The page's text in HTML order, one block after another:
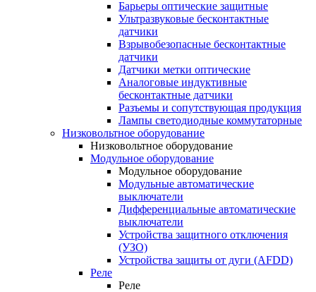
Барьеры оптические защитные
Ультразвуковые бесконтактные
датчики
Взрывобезопасные бесконтактные
датчики
Датчики метки оптические
Аналоговые индуктивные
бесконтактные датчики
Разъемы и сопутствующая продукция
Лампы светодиодные коммутаторные
Низковольтное оборудование
Низковольтное оборудование
Модульное оборудование
Модульное оборудование
Модульные автоматические
выключатели
Дифференциальные автоматические
выключатели
Устройства защитного отключения
(УЗО)
Устройства защиты от дуги (AFDD)
Реле
Реле